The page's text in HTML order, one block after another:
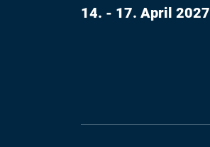
14. - 17. April 2027